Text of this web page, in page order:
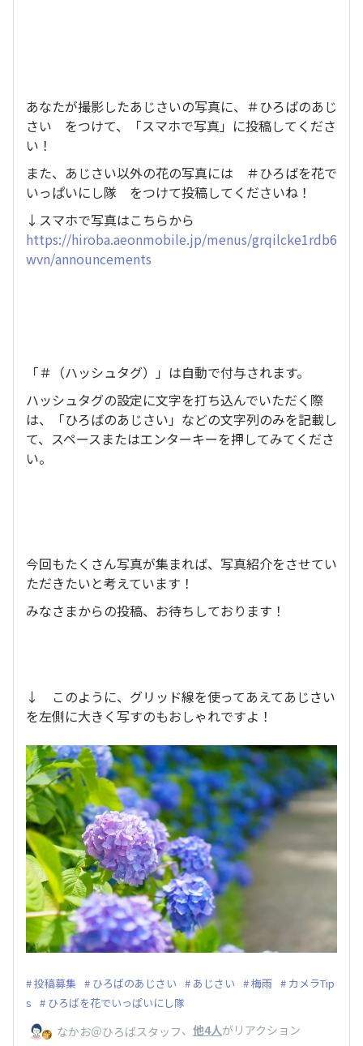
あなたが撮影したあじさいの写真に、＃ひろばのあじ
さい をつけて、「スマホで写真」に投稿してくださ
い！
また、あじさい以外の花の写真には ＃ひろばを花で
いっぱいにし隊 をつけて投稿してくださいね！
↓スマホで写真はこちらから
https://hiroba.aeonmobile.jp/menus/grqilcke1rdb6
wvn/announcements
「＃（ハッシュタグ）」は自動で付与されます。
ハッシュタグの設定に文字を打ち込んでいただく際
は、「ひろばのあじさい」などの文字列のみを記載し
て、スペースまたはエンターキーを押してみてくださ
い。
今回もたくさん写真が集まれば、写真紹介をさせてい
ただきたいと考えています！
みなさまからの投稿、お待ちしております！
↓ このように、グリッド線を使ってあえてあじさい
を左側に大きく写すのもおしゃれですよ！
投稿募集 ひろばのあじさい あじさい 梅雨
カメラTip
s
ひろばを花でいっぱいにし隊
なかお＠ひろばスタッフ、 他4人がリアクション